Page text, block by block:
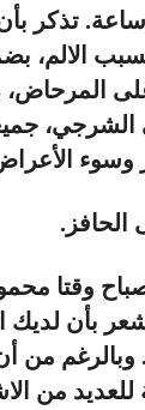
تذكر
تسبب الالم،
المرحاض،
الشرجي،
وسوء
وقتا
بأن لديك
وبالرغم من
للعديد من